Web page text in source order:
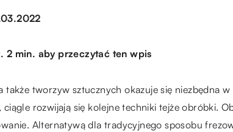
2 min. aby przeczytać ten wpis
także tworzyw sztucznych okazuje się niezbędna
ciągle rozwijają się kolejne techniki tejże obróbki.
Alternatywą dla tradycyjnego sposobu